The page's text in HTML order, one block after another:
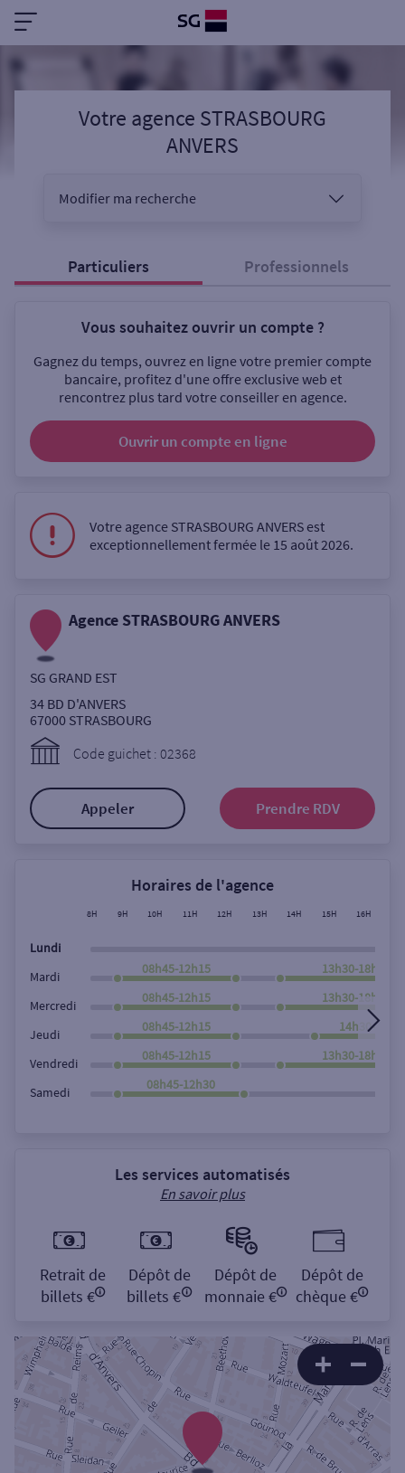
Votre agence STRASBOURG
ANVERS
Modifier ma recherche
Sélectionnez votre recherche
Ouverte le samedi
Ouverte le lundi
Autour de moi
Rue
Rechercher
Particuliers Professionnels
Vous souhaitez ouvrir un compte ?
Gagnez du temps, ouvrez en ligne votre premier compte
bancaire, profitez d'une offre exclusive web et
rencontrez plus tard votre conseiller en agence.
Ouvrir un compte en ligne
Votre agence STRASBOURG ANVERS est
exceptionnellement fermée le 15 août 2026.
Agence STRASBOURG ANVERS
SG GRAND EST
34 BD D'ANVERS
67000 STRASBOURG
Code guichet : 02368
Appeler Prendre RDV
Horaires de l'agence
8H 9H 10H 11H 12H 13H 14H 15H 16H
Lundi
Mardi
08h45-12h15 13h30-18h00
Mercredi
08h45-12h15 13h30-18h00
Jeudi
08h45-12h15 14h30-
Vendredi
08h45-12h15 13h30-18h00
Samedi
08h45-12h30
Les services automatisés
En savoir plus
Retrait de
billets €
Dépôt de
billets €
Dépôt de
monnaie €
Dépôt de
chèque €